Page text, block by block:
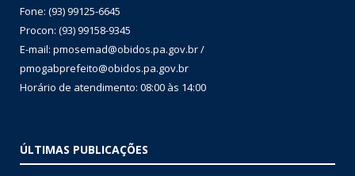
Fone: (93) 99125-6645
Procon: (93) 99158-9345
E-mail: pmosemad@obidos.pa.gov.br /
pmogabprefeito@obidos.pa.gov.br
Horário de atendimento: 08:00 às 14:00
ÚLTIMAS PUBLICAÇÕES